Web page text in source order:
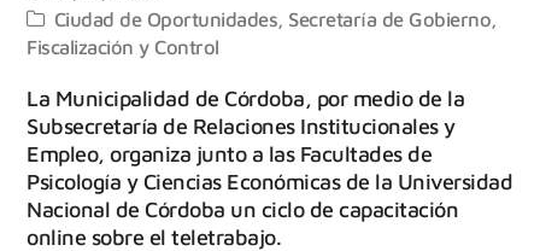
Ciudad de Oportunidades Secretaría de Gobierno,
Fiscalización y Control
La Municipalidad de Córdoba, por medio de la
Subsecretaría de Relaciones Institucionales y
Empleo, organiza junto a las Facultades de
Psicología y Ciencias Económicas de la Universidad
Nacional de Córdoba un ciclo de capacitación
online sobre el teletrabajo.